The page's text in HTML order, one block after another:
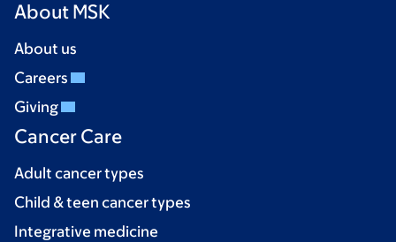
About MSK
About us
Careers
Giving
Cancer Care
Adult cancer types
Child & teen cancer types
Integrative medicine